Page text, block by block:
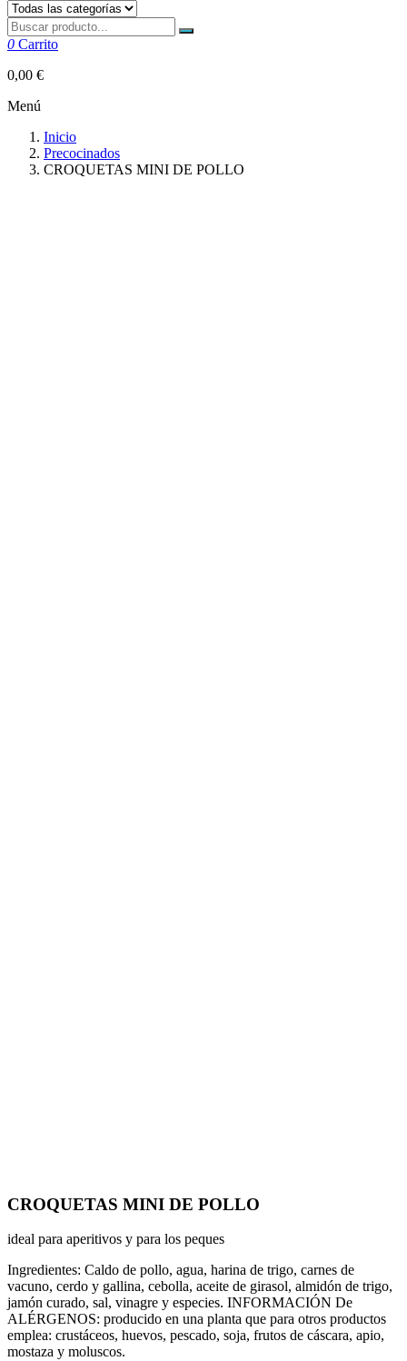
0 Carrito
0,00 €
Menú
Inicio
Precocinados
CROQUETAS MINI DE POLLO
CROQUETAS MINI DE POLLO
ideal para aperitivos y para los peques
Ingredientes: Caldo de pollo, agua, harina de trigo, carnes de
vacuno, cerdo y gallina, cebolla, aceite de girasol, almidón de trigo,
jamón curado, sal, vinagre y especies. INFORMACIÓN De
ALÉRGENOS: producido en una planta que para otros productos
emplea: crustáceos, huevos, pescado, soja, frutos de cáscara, apio,
mostaza y moluscos.